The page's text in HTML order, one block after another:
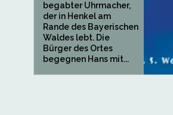
begabter Uhrmacher,
der in Henkel am
Rande des Bayerischen
Waldes lebt. Die
Bürger des Ortes
begegnen Hans mit...